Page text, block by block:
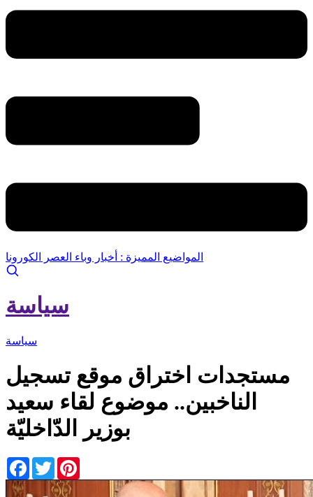
المواضيع المميزة : أخبار وباء العصر الكورونا
سياسة
سياسة
مستجدات اختراق موقع تسجيل
الناخبين.. موضوع لقاء سعيد
بوزير الدّاخليّة
Facebook
Twitter